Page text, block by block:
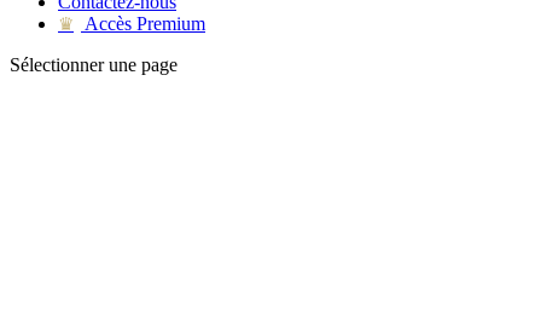
♛
Accès Premium
Sélectionner une page